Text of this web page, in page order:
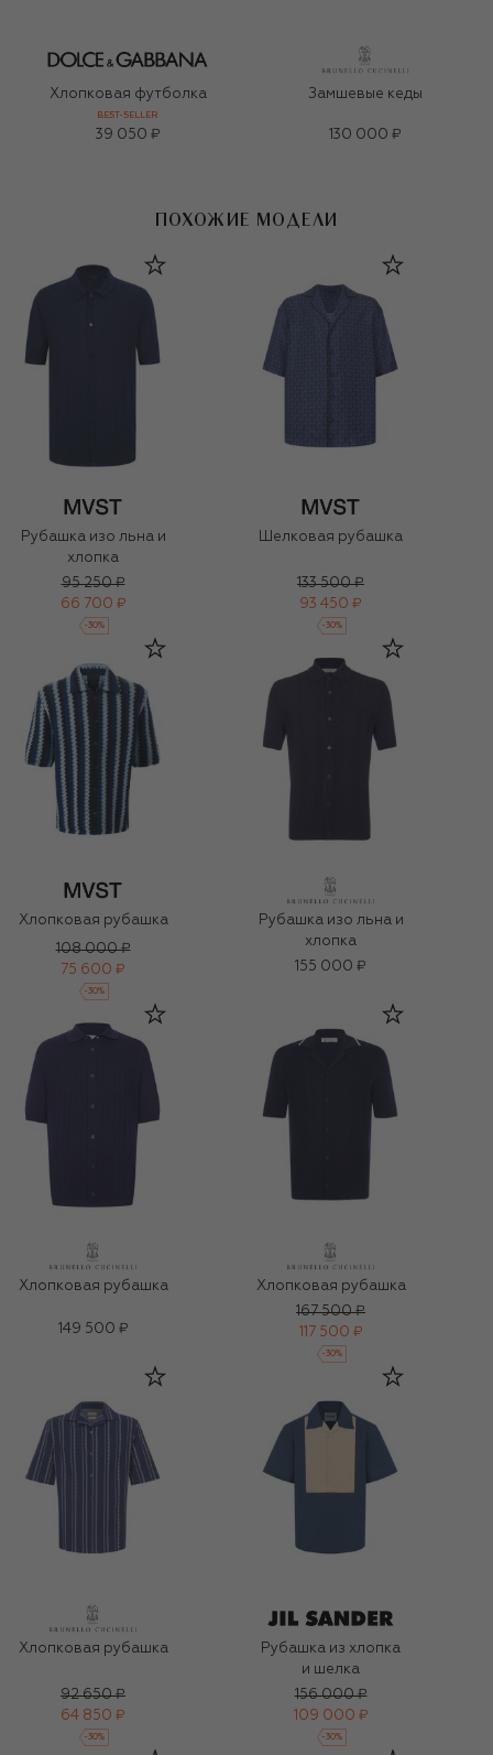
Хлопковая футболка
BEST-SELLER
39 050 ₽
Замшевые кеды
130 000 ₽
ПОХОЖИЕ МОДЕЛИ
Рубашка изо льна и
хлопка
95 250 ₽
66 700 ₽
-30%
Шелковая рубашка
133 500 ₽
93 450 ₽
-30%
Хлопковая рубашка
108 000 ₽
75 600 ₽
-30%
Рубашка изо льна и
хлопка
155 000 ₽
Хлопковая рубашка
149 500 ₽
Хлопковая рубашка
167 500 ₽
117 500 ₽
-30%
Хлопковая рубашка
92 650 ₽
64 850 ₽
-30%
Рубашка из хлопка
и шелка
156 000 ₽
109 000 ₽
-30%